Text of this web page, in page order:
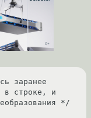
заранее
в строке, и
*/